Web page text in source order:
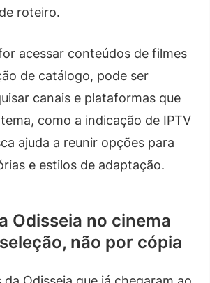
roteiro.
acessar conteúdos de filmes
de catálogo, pode ser
canais e plataformas que
como a indicação de IPTV
ajuda a reunir opções para
e estilos de adaptação.
Odisseia no cinema
não por cópia